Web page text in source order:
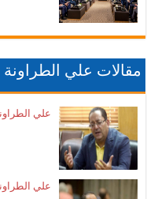
مقالات علي الطراونة
علي
علي